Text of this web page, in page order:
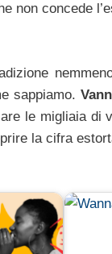
non concede
sappiamo.
le migliaia
la cifra